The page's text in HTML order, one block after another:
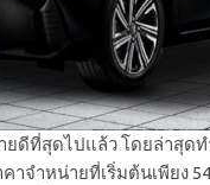
ที่สุดไปแล้ว โดยล่าสุดทำ
คาจำหน่ายที่เริ่มต้นเพียง